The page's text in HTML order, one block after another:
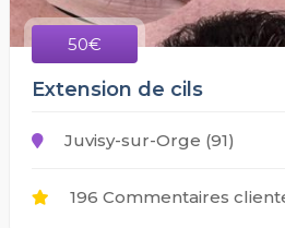
50€
Extension de cils
Juvisy-sur-Orge (91)
196 Commentaires